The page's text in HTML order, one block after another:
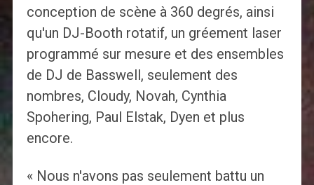
conception de scène à 360 degrés, ainsi
qu'un DJ-Booth rotatif, un gréement laser
programmé sur mesure et des ensembles
de DJ de Basswell, seulement des
nombres, Cloudy, Novah, Cynthia
Spohering, Paul Elstak, Dyen et plus
encore.
« Nous n'avons pas seulement battu un